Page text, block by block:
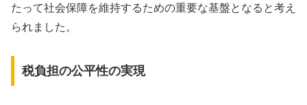
たって社会保障を維持するための重要な基盤となると考え
られました。
税負担の公平性の実現